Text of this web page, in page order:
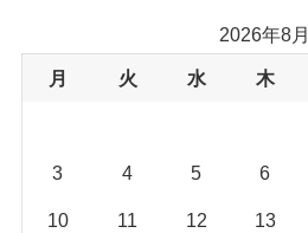
2026年8月
月 火 水 木
3 4 5 6
10 11 12 13